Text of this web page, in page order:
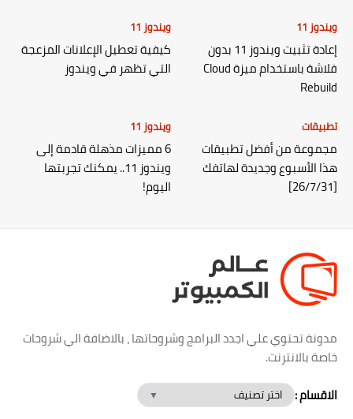
ويندوز 11
إعادة تثبيت ويندوز 11 بدون
فلاشة باستخدام ميزة Cloud
Rebuild
ويندوز 11
كيفية تعطيل الإعلانات المزعجة
التي تظهر في ويندوز
تطبيقات
مجموعة من أفضل تطبيقات
هذا الأسبوع وجديدة لهاتفك
[26/7/31]
ويندوز 11
6 مميزات مذهلة قادمة إلى
ويندوز 11.. يمكنك تجربتها
اليوم!
مدونة تحتوي علي اجدد البرامج وشروحاتها ، بالاضافة الي شروحات
خاصة بالانترنت.
الاقسام :